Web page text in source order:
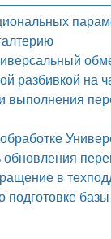
разбивкой на
выполнения
обновления
в
подготовке